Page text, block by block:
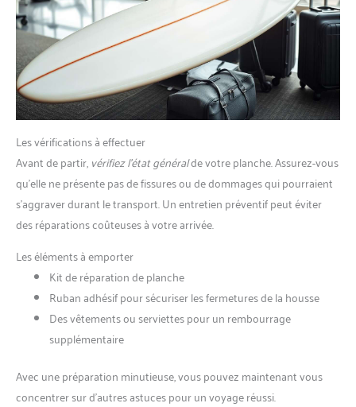
Les vérifications à effectuer
Avant de partir, vérifiez l’état généralde votre planche. Assurez-vous
qu’elle ne présente pas de fissures ou de dommages qui pourraient
s’aggraver durant le transport. Un entretien préventif peut éviter
des réparations coûteuses à votre arrivée.
Les éléments à emporter
Kit de réparation de planche
Ruban adhésif pour sécuriser les fermetures de la housse
Des vêtements ou serviettes pour un rembourrage
supplémentaire
Avec une préparation minutieuse, vous pouvez maintenant vous
concentrer sur d’autres astuces pour un voyage réussi.